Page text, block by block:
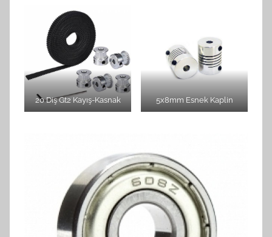
20 Diş Gt2 Kayış-Kasnak 5x8mm Esnek Kaplin